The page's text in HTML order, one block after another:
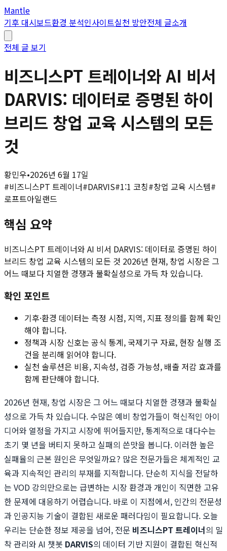
Mantle
기후 대시보드환경 분석인사이트실천 방안전체 글소개
전체 글 보기
비즈니스PT 트레이너와 AI 비서
DARVIS: 데이터로 증명된 하이
브리드 창업 교육 시스템의 모든
것
황민우•2026년 6월 17일
#비즈니스PT 트레이너#DARVIS#1:1 코칭#창업 교육 시스템#
로프트아일랜드
핵심 요약
비즈니스PT 트레이너와 AI 비서 DARVIS: 데이터로 증명된 하이
브리드 창업 교육 시스템의 모든 것 2026년 현재, 창업 시장은 그
어느 때보다 치열한 경쟁과 불확실성으로 가득 차 있습니다.
확인 포인트
기후·환경 데이터는 측정 시점, 지역, 지표 정의를 함께 확인
해야 합니다.
정책과 시장 신호는 공식 통계, 국제기구 자료, 현장 실행 조
건을 분리해 읽어야 합니다.
실천 솔루션은 비용, 지속성, 검증 가능성, 배출 저감 효과를
함께 판단해야 합니다.
2026년 현재, 창업 시장은 그 어느 때보다 치열한 경쟁과 불확실
성으로 가득 차 있습니다. 수많은 예비 창업가들이 혁신적인 아이
디어와 열정을 가지고 시장에 뛰어들지만, 통계적으로 대다수는
초기 몇 년을 버티지 못하고 실패의 쓴맛을 봅니다. 이러한 높은
실패율의 근본 원인은 무엇일까요? 많은 전문가들은 체계적인 교
육과 지속적인 관리의 부재를 지적합니다. 단순히 지식을 전달하
는 VOD 강의만으로는 급변하는 시장 환경과 개인이 직면한 고유
한 문제에 대응하기 어렵습니다. 바로 이 지점에서, 인간의 전문성
과 인공지능 기술이 결합된 새로운 패러다임이 필요합니다. 오늘
우리는 단순한 정보 제공을 넘어, 전문 비즈니스PT 트레이너의 밀
착 관리와 AI 챗봇 DARVIS의 데이터 기반 지원이 결합된 혁신적